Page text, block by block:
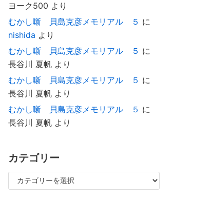
ヨーク500 より
むかし噺 貝島克彦メモリアル ５ に
nishida より
むかし噺 貝島克彦メモリアル ５ に
長谷川 夏帆 より
むかし噺 貝島克彦メモリアル ５ に
長谷川 夏帆 より
むかし噺 貝島克彦メモリアル ５ に
長谷川 夏帆 より
カテゴリー